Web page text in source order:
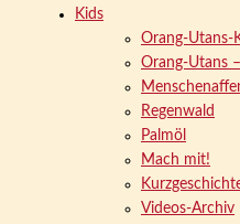
Kids
Orang-Utans-
Orang-Utans
Regenwald
Palmöl
Mach mit!
Videos-Archiv